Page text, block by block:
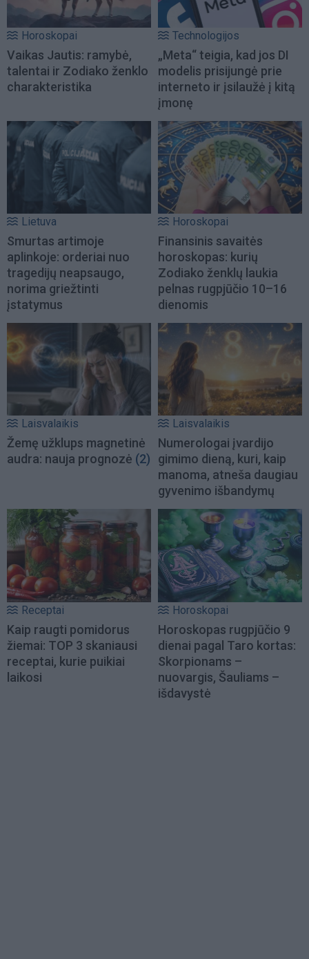
Horoskopai
Vaikas Jautis: ramybė,
talentai ir Zodiako ženklo
charakteristika
Technologijos
„Meta“ teigia, kad jos DI
modelis prisijungė prie
interneto ir įsilaužė į kitą
įmonę
Lietuva
Smurtas artimoje
aplinkoje: orderiai nuo
tragedijų neapsaugo,
norima griežtinti
įstatymus
Horoskopai
Finansinis savaitės
horoskopas: kurių
Zodiako ženklų laukia
pelnas rugpjūčio 10–16
dienomis
Laisvalaikis
Žemę užklups magnetinė
audra: nauja prognozė (2)
Laisvalaikis
Numerologai įvardijo
gimimo dieną, kuri, kaip
manoma, atneša daugiau
gyvenimo išbandymų
Receptai
Kaip raugti pomidorus
žiemai: TOP 3 skaniausi
receptai, kurie puikiai
laikosi
Horoskopai
Horoskopas rugpjūčio 9
dienai pagal Taro kortas:
Skorpionams –
nuovargis, Šauliams –
išdavystė